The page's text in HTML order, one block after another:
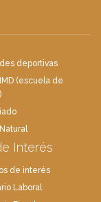
deportivas
(escuela de
Interés
de interés
Laboral